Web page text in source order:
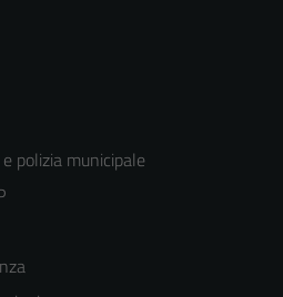
polizia municipale
Questi cookie